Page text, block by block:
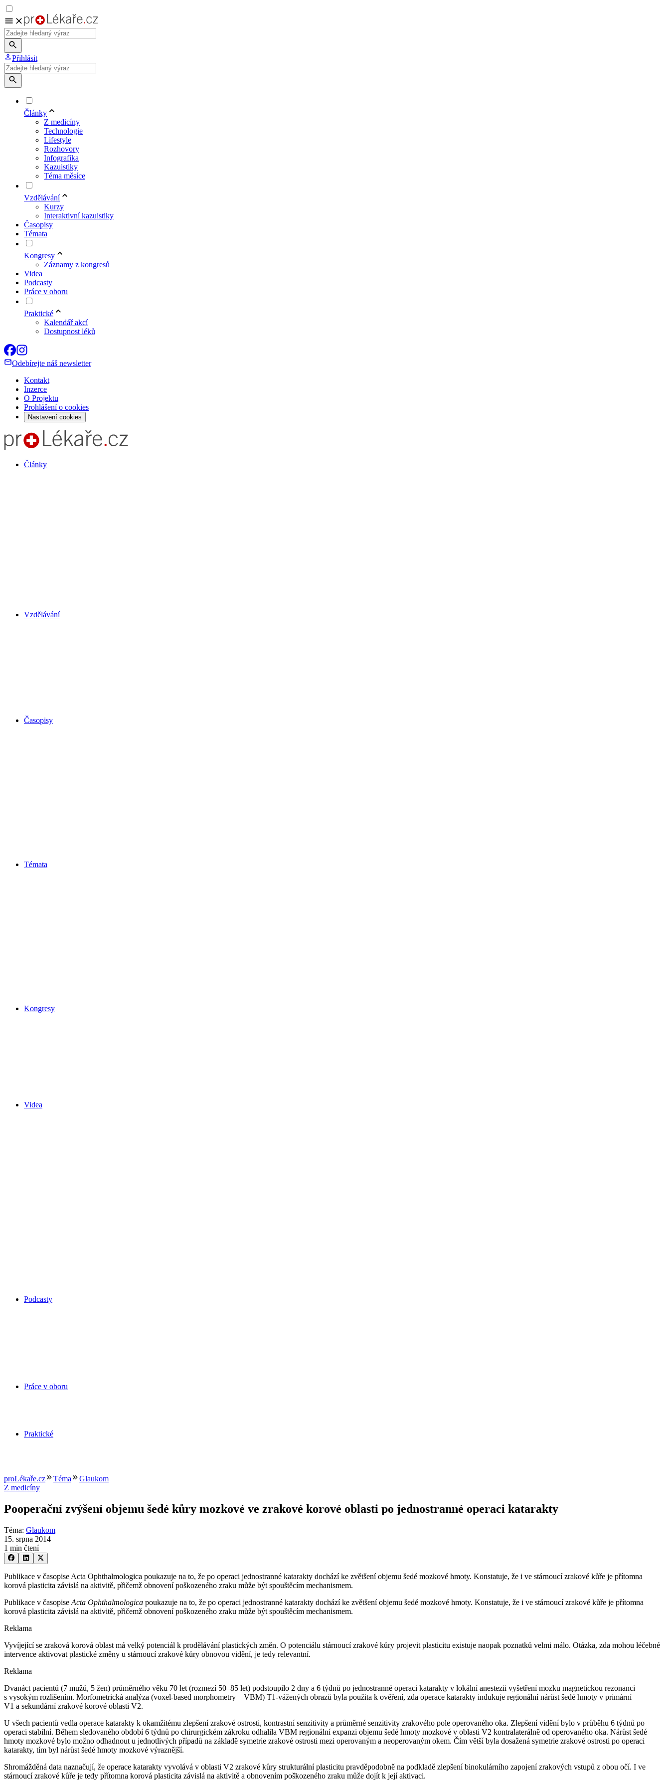
Přihlásit
Články
Z medicíny
Technologie
Lifestyle
Rozhovory
Infografika
Kazuistiky
Téma měsíce
Vzdělávání
Kurzy
Interaktivní kazuistiky
Časopisy
Témata
Kongresy
Záznamy z kongresů
Videa
Podcasty
Práce v oboru
Praktické
Kalendář akcí
Dostupnost léků
Odebírejte náš newsletter
Kontakt
Inzerce
O Projektu
Prohlášení o cookies
Nastavení cookies
Články
Vzdělávání
Časopisy
Témata
Kongresy
Videa
Podcasty
Práce v oboru
Praktické
proLékaře.cz Téma
Glaukom
Z medicíny
Pooperační zvýšení objemu šedé kůry mozkové ve zrakové korové oblasti po jednostranné operaci katarakty
Téma: Glaukom
15. srpna 2014
1 min čtení
Publikace v časopise Acta Ophthalmologica poukazuje na to, že po operaci jednostranné katarakty dochází ke zvětšení objemu šedé mozkové hmoty. Konstatuje, že i ve stárnoucí zrakové kůře je přítomna
korová plasticita závislá na aktivitě, přičemž obnovení poškozeného zraku může být spouštěcím mechanismem.
Publikace v časopise Acta Ophthalmologica poukazuje na to, že po operaci jednostranné katarakty dochází ke zvětšení objemu šedé mozkové hmoty. Konstatuje, že i ve stárnoucí zrakové kůře je přítomna
korová plasticita závislá na aktivitě, přičemž obnovení poškozeného zraku může být spouštěcím mechanismem.
Reklama
Vyvíjející se zraková korová oblast má velký potenciál k prodělávání plastických změn. O potenciálu stárnoucí zrakové kůry projevit plasticitu existuje naopak poznatků velmi málo. Otázka, zda mohou léčebné
intervence aktivovat plastické změny u stárnoucí zrakové kůry obnovou vidění, je tedy relevantní.
Reklama
Dvanáct pacientů (7 mužů, 5 žen) průměrného věku 70 let (rozmezí 50–85 let) podstoupilo 2 dny a 6 týdnů po jednostranné operaci katarakty v lokální anestezii vyšetření mozku magnetickou rezonanci
s vysokým rozlišením. Morfometrická analýza (voxel-based morphometry –⁠ VBM) T1-vážených obrazů byla použita k ověření, zda operace katarakty indukuje regionální nárůst šedé hmoty v primární
V1 a sekundární zrakové korové oblasti V2.
U všech pacientů vedla operace katarakty k okamžitému zlepšení zrakové ostrosti, kontrastní senzitivity a průměrné senzitivity zrakového pole operovaného oka. Zlepšení vidění bylo v průběhu 6 týdnů po
operaci stabilní. Během sledovaného období 6 týdnů po chirurgickém zákroku odhalila VBM regionální expanzi objemu šedé hmoty mozkové v oblasti V2 kontralaterálně od operovaného oka. Nárůst šedé
hmoty mozkové bylo možno odhadnout u jednotlivých případů na základě symetrie zrakové ostrosti mezi operovaným a neoperovaným okem. Čím větší byla dosažená symetrie zrakové ostrosti po operaci
katarakty, tím byl nárůst šedé hmoty mozkové výraznější.
Shromážděná data naznačují, že operace katarakty vyvolává v oblasti V2 zrakové kůry strukturální plasticitu pravděpodobně na podkladě zlepšení binokulárního zapojení zrakových vstupů z obou očí. I ve
stárnoucí zrakové kůře je tedy přítomna korová plasticita závislá na aktivitě a obnovením poškozeného zraku může dojít k její aktivaci.